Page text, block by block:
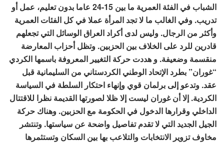
الشباب في الفئة العمرية ما بين 15-24 عاما بدون تعليم، عمل أو
تدريب. وفي الغالب ما لا تجد المرأة عملا في كل الفئات العمرية
وأكثر من الرجال. وليس لدى أكراد العراق الوسائل التي تجعلهم
قادرين للرد على الخلاف بين الحزبين. وتظل أحزاب المعارضة
منقسمة وضعيفة. و هددت حركة التغيير المعروفة باسمها الكردي
“غوران” بطرد الإتحاد الوطني الكردستاني من السليمانية قبل
عقد. وتدعو إلى برلمان قوي وإنهاء احتكار السلطة في السياسة
الكردية. إلا أن غوران ليست إلا ظلا لصورتها القديمة نظرا للاقتتال
الداخلي وقرارها الدخول في الحكومة مع الحزبين. وهناك حركة
الجيل الجديد التي لا تقدم تفاصيل واضحة عن سياستها. وتنتشر
مخاوف تزوير الانتخابات والتلاعب بها بين السكان وتستثمرها